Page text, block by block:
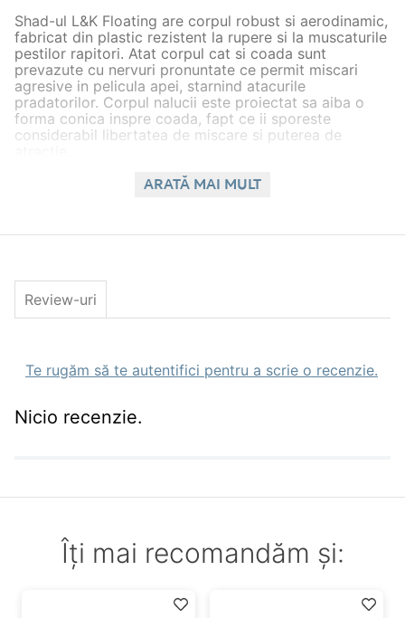
Shad-ul L&K Floating are corpul robust si aerodinamic,
fabricat din plastic rezistent la rupere si la muscaturile
pestilor rapitori. Atat corpul cat si coada sunt
prevazute cu nervuri pronuntate ce permit miscari
agresive in pelicula apei, starnind atacurile
pradatorilor. Corpul nalucii este proiectat sa aiba o
forma conica inspre coada, fapt ce ii sporeste
considerabil libertatea de miscare si puterea de
Lungime: 6cm;
Cod culoare: galben-verde;
Mod de ambalare: 5buc/plic
ARATĂ MAI MULT
Review-uri
Te rugăm să te autentifici pentru a scrie o recenzie.
Nicio recenzie.
Îți mai recomandăm și: